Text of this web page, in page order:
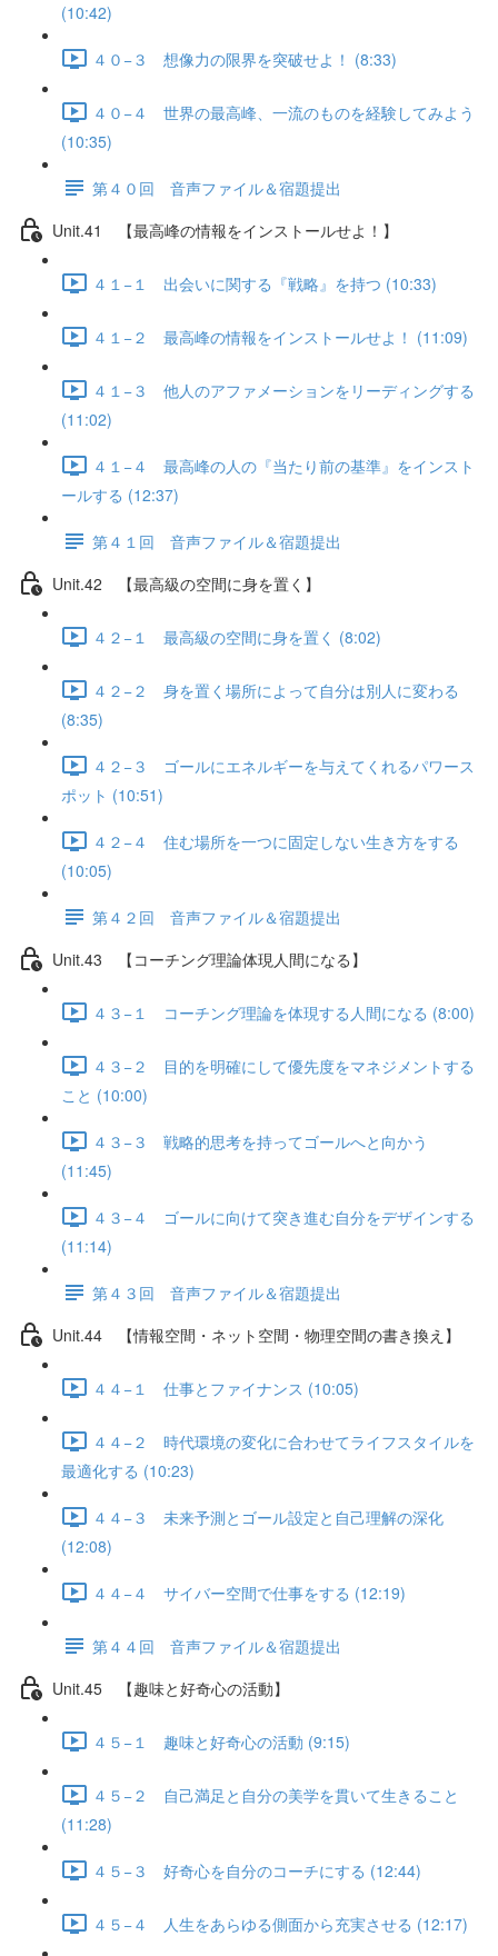
(10:42)
４０−３ 想像力の限界を突破せよ！ (8:33)
４０−４ 世界の最高峰、一流のものを経験してみよう
(10:35)
第４０回 音声ファイル＆宿題提出
Unit.41 【最高峰の情報をインストールせよ！】
４１−１ 出会いに関する『戦略』を持つ (10:33)
４１−２ 最高峰の情報をインストールせよ！ (11:09)
４１−３ 他人のアファメーションをリーディングする
(11:02)
４１−４ 最高峰の人の『当たり前の基準』をインスト
ールする (12:37)
第４１回 音声ファイル＆宿題提出
Unit.42 【最高級の空間に身を置く】
４２−１ 最高級の空間に身を置く (8:02)
４２−２ 身を置く場所によって自分は別人に変わる
(8:35)
４２−３ ゴールにエネルギーを与えてくれるパワース
ポット (10:51)
４２−４ 住む場所を一つに固定しない生き方をする
(10:05)
第４２回 音声ファイル＆宿題提出
Unit.43 【コーチング理論体現人間になる】
４３−１ コーチング理論を体現する人間になる (8:00)
４３−２ 目的を明確にして優先度をマネジメントする
こと (10:00)
４３−３ 戦略的思考を持ってゴールへと向かう
(11:45)
４３−４ ゴールに向けて突き進む自分をデザインする
(11:14)
第４３回 音声ファイル＆宿題提出
Unit.44 【情報空間・ネット空間・物理空間の書き換え】
４４−１ 仕事とファイナンス (10:05)
４４−２ 時代環境の変化に合わせてライフスタイルを
最適化する (10:23)
４４−３ 未来予測とゴール設定と自己理解の深化
(12:08)
４４−４ サイバー空間で仕事をする (12:19)
第４４回 音声ファイル＆宿題提出
Unit.45 【趣味と好奇心の活動】
４５−１ 趣味と好奇心の活動 (9:15)
４５−２ 自己満足と自分の美学を貫いて生きること
(11:28)
４５−３ 好奇心を自分のコーチにする (12:44)
４５−４ 人生をあらゆる側面から充実させる (12:17)